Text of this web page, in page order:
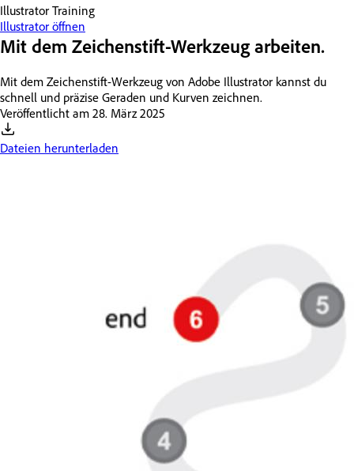
Illustrator Training
Illustrator öffnen
Mit dem Zeichenstift-Werkzeug arbeiten.
Mit dem Zeichenstift-Werkzeug von Adobe Illustrator kannst du
schnell und präzise Geraden und Kurven zeichnen.
Veröffentlicht am 28. März 2025
Dateien herunterladen